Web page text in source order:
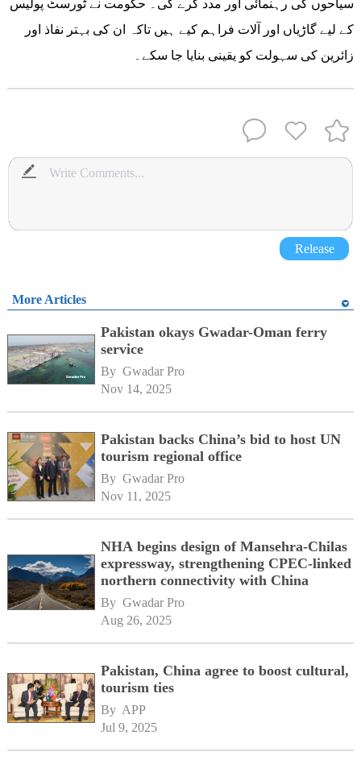
سیاحوں کی رہنمائی اور مدد کرے گی۔ حکومت نے ٹورسٹ پولیس
کے لیے گاڑیاں اور آلات فراہم کیے ہیں تاکہ ان کی بہتر نفاذ اور
زائرین کی سہولت کو یقینی بنایا جا سکے۔
Release
More Articles
Pakistan okays Gwadar-Oman ferry
service
By Gwadar Pro
Nov 14, 2025
Pakistan backs China’s bid to host UN
tourism regional office
By Gwadar Pro
Nov 11, 2025
NHA begins design of Mansehra-Chilas
expressway, strengthening CPEC-linked
northern connectivity with China
By Gwadar Pro
Aug 26, 2025
Pakistan, China agree to boost cultural,
tourism ties
By APP
Jul 9, 2025